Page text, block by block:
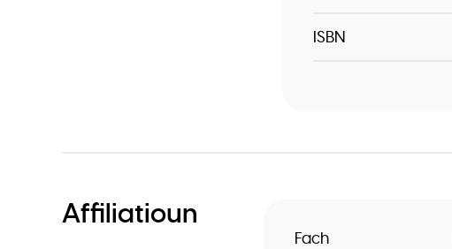
ISBN
Affiliatioun
Fach